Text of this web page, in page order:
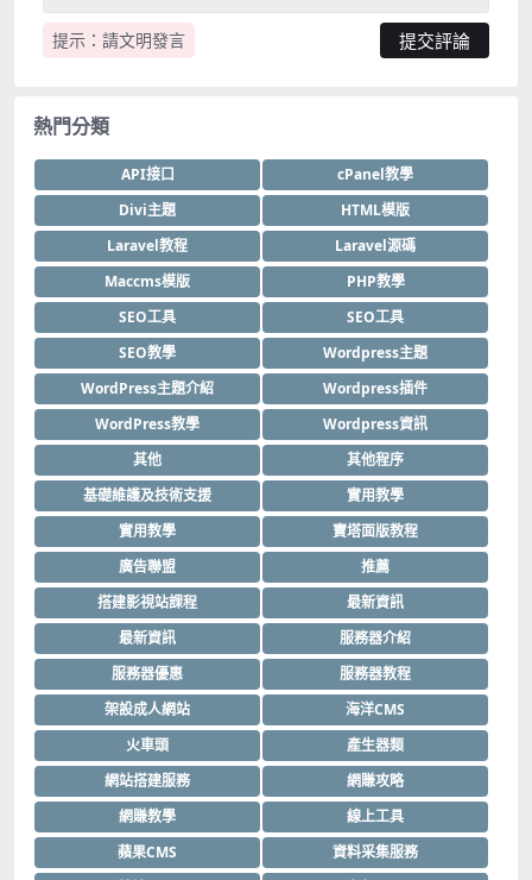
提示：請文明發言
熱門分類
API接口
cPanel教學
Divi主題
HTML模版
Laravel教程
Laravel源碼
Maccms模版
PHP教學
SEO工具
SEO工具
SEO教學
Wordpress主題
WordPress主題介紹
Wordpress插件
WordPress教學
Wordpress資訊
其他
其他程序
基礎維護及技術支援
實用教學
實用教學
寶塔面版教程
廣告聯盟
推薦
搭建影視站課程
最新資訊
最新資訊
服務器介紹
服務器優惠
服務器教程
架設成人網站
海洋CMS
火車頭
產生器類
網站搭建服務
網賺攻略
網賺教學
線上工具
蘋果CMS
資料采集服務